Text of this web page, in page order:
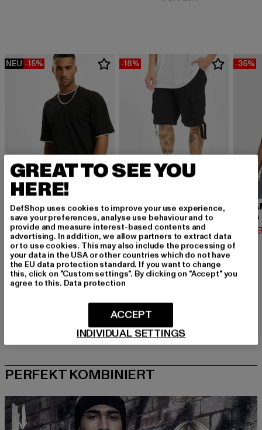
NEU -15%
URBAN CLASSICS
Contrast Tall Tee
12,74 EUR
Derzeitiger Preis: 12,74 EUR
14,99 EURAktionspreis: 14,99 EUR
-18%
BRANDIT
Urban Legend
32,79 EUR
Derzeitiger Preis: 32,79 EUR
39,99 EURAktionspreis:
-35%
14,94
PERFEKT KOMBINIERT
GREAT TO SEE YOU
HERE!
DefShop uses cookies to improve your use experience,
save your preferences, analyse use behaviour and to
provide and measure interest-based contents and
advertising. In addition, we allow partners to extract data
or to use cookies. This may also include the processing of
your data in the USA or other countries which do not have
the EU data protection standard. If you want to change
this, click on "Custom settings". By clicking on "Accept" you
agree to this. Data protection
INDIVIDUAL SETTINGS
ACCEPT